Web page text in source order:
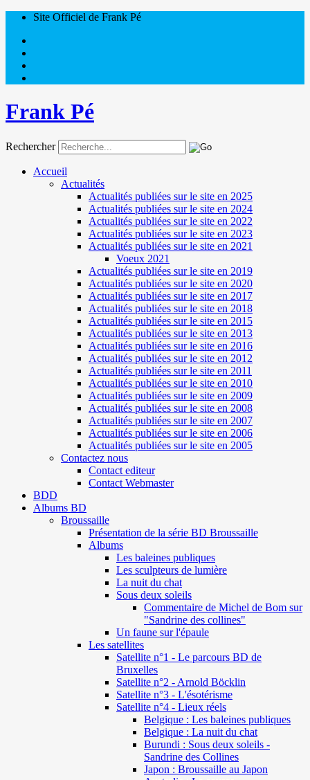
Site Officiel de Frank Pé
Frank Pé
Rechercher
Accueil
Actualités
Actualités publiées sur le site en 2025
Actualités publiées sur le site en 2024
Actualités publiées sur le site en 2022
Actualités publiées sur le site en 2023
Actualités publiées sur le site en 2021
Voeux 2021
Actualités publiées sur le site en 2019
Actualités publiées sur le site en 2020
Actualités publiées sur le site en 2017
Actualités publiées sur le site en 2018
Actualités publiées sur le site en 2015
Actualités publiées sur le site en 2013
Actualités publiées sur le site en 2016
Actualités publiées sur le site en 2012
Actualités publiées sur le site en 2011
Actualités publiées sur le site en 2010
Actualités publiées sur le site en 2009
Actualités publiées sur le site en 2008
Actualités publiées sur le site en 2007
Actualités publiées sur le site en 2006
Actualités publiées sur le site en 2005
Contactez nous
Contact editeur
Contact Webmaster
BDD
Albums BD
Broussaille
Présentation de la série BD Broussaille
Albums
Les baleines publiques
Les sculpteurs de lumière
La nuit du chat
Sous deux soleils
Commentaire de Michel de Bom sur
"Sandrine des collines"
Un faune sur l'épaule
Les satellites
Satellite n°1 - Le parcours BD de
Bruxelles
Satellite n°2 - Arnold Böcklin
Satellite n°3 - L'ésotérisme
Satellite n°4 - Lieux réels
Belgique : Les baleines publiques
Belgique : La nuit du chat
Burundi : Sous deux soleils -
Sandrine des Collines
Japon : Broussaille au Japon